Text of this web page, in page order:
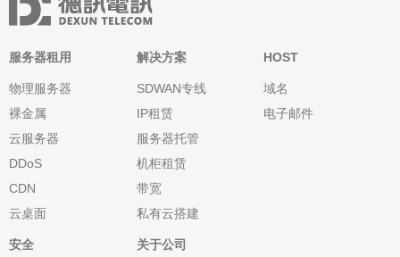
服务器租用
物理服务器
裸金属
云服务器
DDoS
CDN
云桌面
解决方案
SDWAN专线
IP租赁
服务器托管
机柜租赁
带宽
私有云搭建
HOST
域名
电子邮件
安全 关于公司